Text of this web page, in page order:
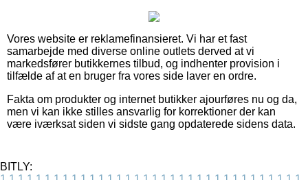
Vores website er reklamefinansieret. Vi har et fast
samarbejde med diverse online outlets derved at vi
markedsfører butikkernes tilbud, og indhenter provision i
tilfælde af at en bruger fra vores side laver en ordre.
Fakta om produkter og internet butikker ajourføres nu og da,
men vi kan ikke stilles ansvarlig for korrektioner der kan
være iværksat siden vi sidste gang opdaterede sidens data.
BITLY: